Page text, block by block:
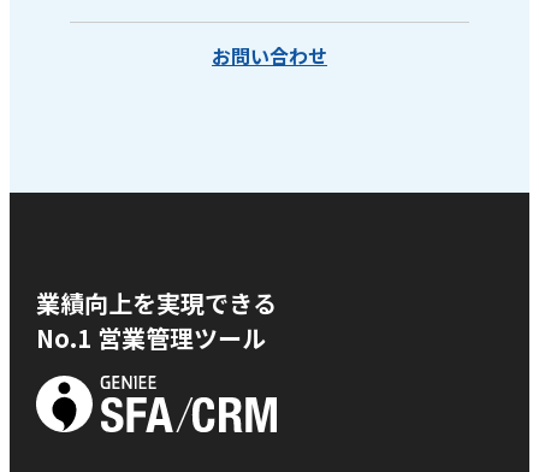
お問い合わせ
業績向上を実現できる
No.1 営業管理ツール